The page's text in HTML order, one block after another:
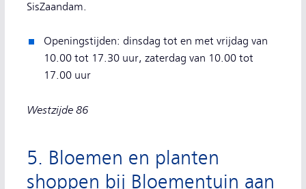
SisZaandam.
Openingstijden: dinsdag tot en met vrijdag van
10.00 tot 17.30 uur, zaterdag van 10.00 tot
17.00 uur
Westzijde 86
5. Bloemen en planten
shoppen bij Bloementuin aan